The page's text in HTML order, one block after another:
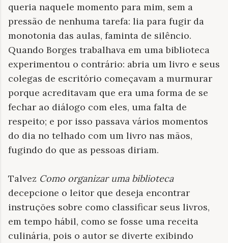
queria naquele momento para mim, sem a
pressão de nenhuma tarefa: lia para fugir da
monotonia das aulas, faminta de silêncio.
Quando Borges trabalhava em uma biblioteca
experimentou o contrário: abria um livro e seus
colegas de escritório começavam a murmurar
porque acreditavam que era uma forma de se
fechar ao diálogo com eles, uma falta de
respeito; e por isso passava vários momentos
do dia no telhado com um livro nas mãos,
fugindo do que as pessoas diriam.
Talvez Como organizar uma biblioteca
decepcione o leitor que deseja encontrar
instruções sobre como classificar seus livros,
em tempo hábil, como se fosse uma receita
culinária, pois o autor se diverte exibindo